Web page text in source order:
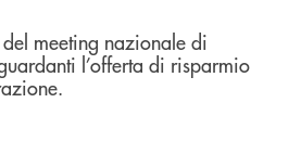
del meeting nazionale di
l’offerta di risparmio